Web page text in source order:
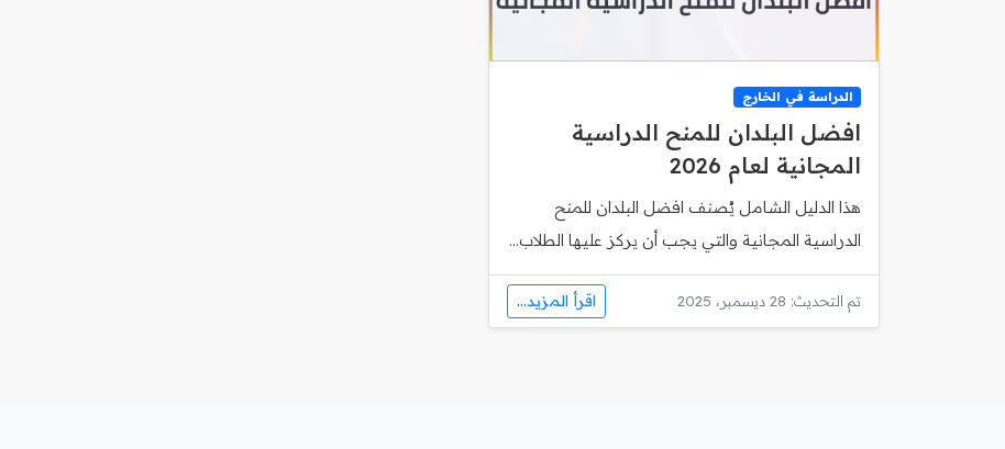
الدراسة في الخارج
افضل البلدان للمنح الدراسية
المجانية لعام 2026
هذا الدليل الشامل يُصنف افضل البلدان للمنح
الدراسية المجانية والتي يجب أن يركز عليها الطلاب...
تم التحديث: 28 ديسمبر، 2025 اقرأ المزيد...